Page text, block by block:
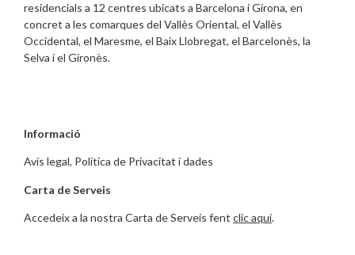
residencials a 12 centres ubicats a Barcelona i Girona, en
concret a les comarques del Vallès Oriental, el Vallès
Occidental, el Maresme, el Baix Llobregat, el Barcelonès, la
Selva i el Gironès.
Informació
Avís legal, Política de Privacitat i dades
Carta de Serveis
Accedeix a la nostra Carta de Serveis fent clic aqui.